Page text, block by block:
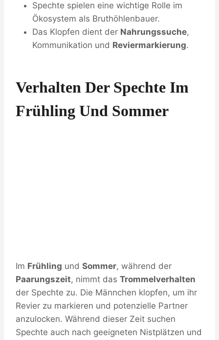
Spechte spielen eine wichtige Rolle im
Ökosystem als Bruthöhlenbauer.
Das Klopfen dient der Nahrungssuche,
Kommunikation und Reviermarkierung.
Verhalten Der Spechte Im
Frühling Und Sommer
Im Frühling und Sommer, während der
Paarungszeit, nimmt das Trommelverhalten
der Spechte zu. Die Männchen klopfen, um ihr
Revier zu markieren und potenzielle Partner
anzulocken. Während dieser Zeit suchen
Spechte auch nach geeigneten Nistplätzen und